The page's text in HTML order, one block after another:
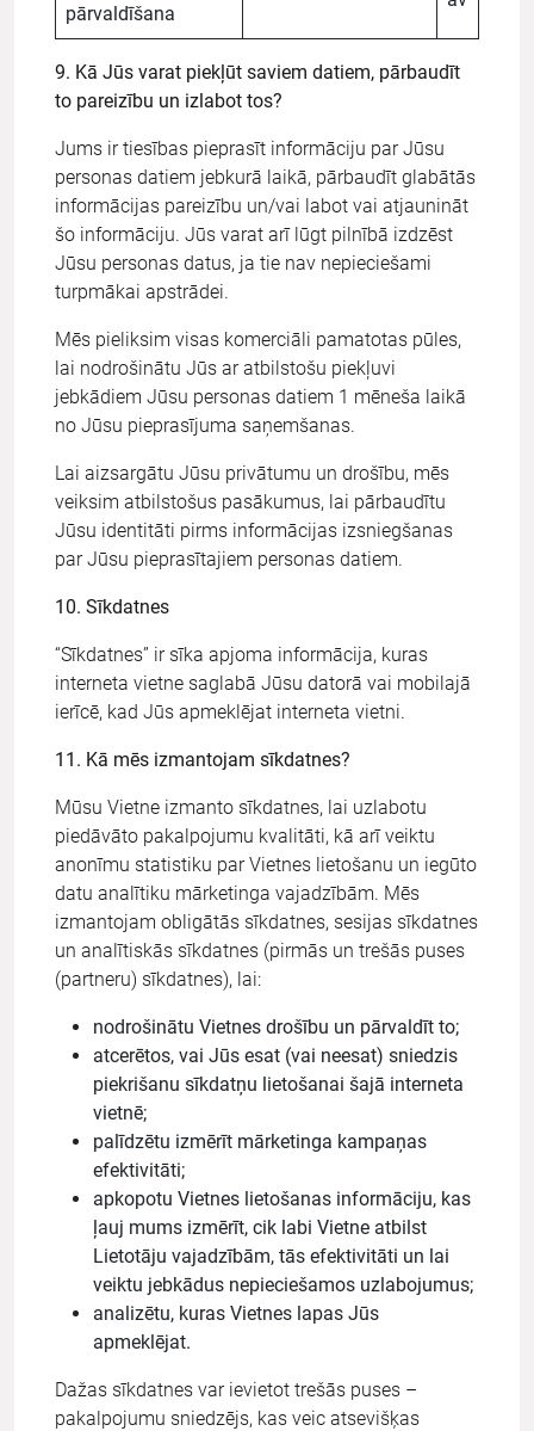
pārvaldīšana
9. Kā Jūs varat piekļūt saviem datiem, pārbaudīt
to pareizību un izlabot tos?
Jums ir tiesības pieprasīt informāciju par Jūsu
personas datiem jebkurā laikā, pārbaudīt glabātās
informācijas pareizību un/vai labot vai atjaunināt
šo informāciju. Jūs varat arī lūgt pilnībā izdzēst
Jūsu personas datus, ja tie nav nepieciešami
turpmākai apstrādei.
Mēs pieliksim visas komerciāli pamatotas pūles,
lai nodrošinātu Jūs ar atbilstošu piekļuvi
jebkādiem Jūsu personas datiem 1 mēneša laikā
no Jūsu pieprasījuma saņemšanas.
Lai aizsargātu Jūsu privātumu un drošību, mēs
veiksim atbilstošus pasākumus, lai pārbaudītu
Jūsu identitāti pirms informācijas izsniegšanas
par Jūsu pieprasītajiem personas datiem.
10. Sīkdatnes
“Sīkdatnes” ir sīka apjoma informācija, kuras
interneta vietne saglabā Jūsu datorā vai mobilajā
ierīcē, kad Jūs apmeklējat interneta vietni.
11. Kā mēs izmantojam sīkdatnes?
Mūsu Vietne izmanto sīkdatnes, lai uzlabotu
piedāvāto pakalpojumu kvalitāti, kā arī veiktu
anonīmu statistiku par Vietnes lietošanu un iegūto
datu analītiku mārketinga vajadzībām. Mēs
izmantojam obligātās sīkdatnes, sesijas sīkdatnes
un analītiskās sīkdatnes (pirmās un trešās puses
(partneru) sīkdatnes), lai:
nodrošinātu Vietnes drošību un pārvaldīt to;
atcerētos, vai Jūs esat (vai neesat) sniedzis
piekrišanu sīkdatņu lietošanai šajā interneta
vietnē;
palīdzētu izmērīt mārketinga kampaņas
efektivitāti;
apkopotu Vietnes lietošanas informāciju, kas
ļauj mums izmērīt, cik labi Vietne atbilst
Lietotāju vajadzībām, tās efektivitāti un lai
veiktu jebkādus nepieciešamos uzlabojumus;
analizētu, kuras Vietnes lapas Jūs
apmeklējat.
Dažas sīkdatnes var ievietot trešās puses –
pakalpojumu sniedzējs, kas veic atsevišķas